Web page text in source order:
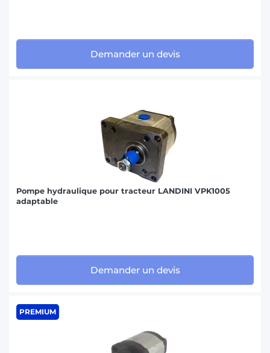
Demander un devis
Pompe hydraulique pour tracteur LANDINI VPK1005
adaptable
Demander un devis
PREMIUM